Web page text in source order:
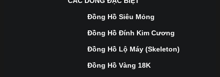
Đồng Hồ Siêu Mỏng
Đồng Hồ Đính Kim Cương
Đồng Hồ Lộ Máy (Skeleton)
Đồng Hồ Vàng 18K